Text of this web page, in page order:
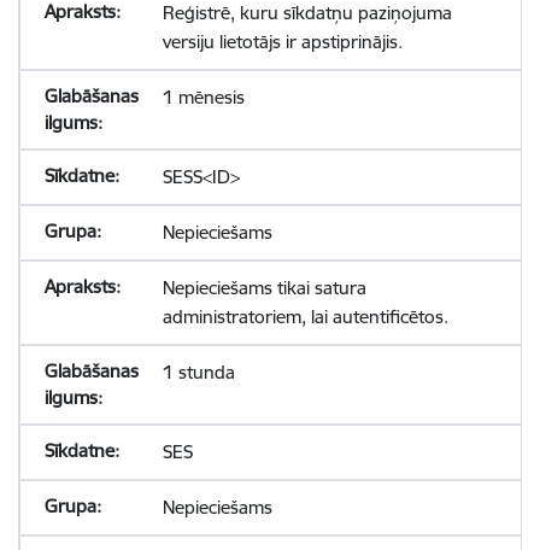
Reģistrē, kuru sīkdatņu paziņojuma
versiju lietotājs ir apstiprinājis.
1 mēnesis
SESS<ID>
Nepieciešams
Nepieciešams tikai satura
administratoriem, lai autentificētos.
1 stunda
SES
Nepieciešams